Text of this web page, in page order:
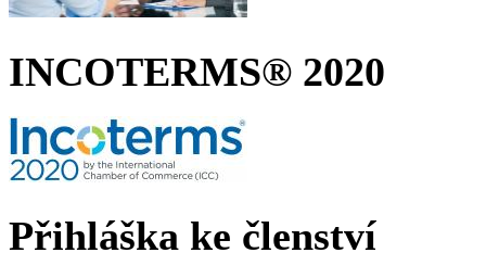
INCOTERMS® 2020
Přihláška ke členství